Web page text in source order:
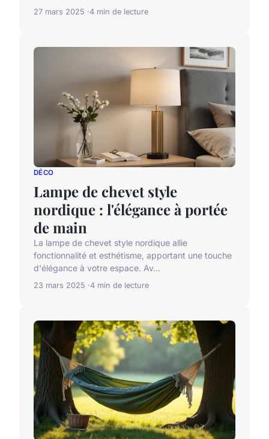
27 mars 2025 4 min de lecture
DÉCO
Lampe de chevet style
nordique : l'élégance à portée
de main
La lampe de chevet style nordique allie
fonctionnalité et esthétisme, apportant une touche
d'élégance à votre espace. Av...
23 mars 2025 4 min de lecture